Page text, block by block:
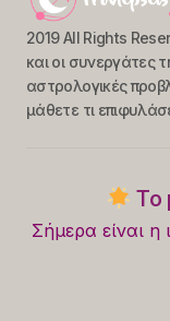
2019 All Rights
και οι συνεργάτες
αστρολογικές
μάθετε τι
Το
Σήμερα είναι η